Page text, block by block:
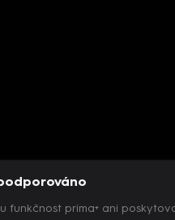
funkčnost prima+ ani